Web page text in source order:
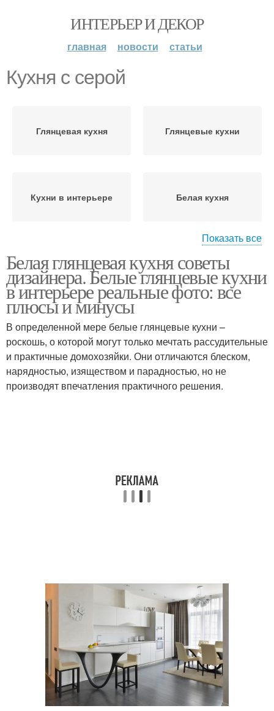
ИНТЕРЬЕР И ДЕКОР
главная новости статьи
Кухня с серой
Глянцевая кухня Глянцевые кухни
Кухни в интерьере Белая кухня
Кухня с деревом
столешницей
Показать все
Белая глянцевая кухня советы
дизайнера. Белые глянцевые кухни
в интерьере реальные фото: все
плюсы и минусы
В определенной мере белые глянцевые кухни –
роскошь, о которой могут только мечтать рассудительные
и практичные домохозяйки. Они отличаются блеском,
нарядностью, изяществом и парадностью, но не
производят впечатления практичного решения.